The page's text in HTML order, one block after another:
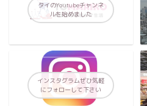
タイのYoutubeチャンネ
ルを始めました
インスタグラムぜひ気軽
にフォローして下さい